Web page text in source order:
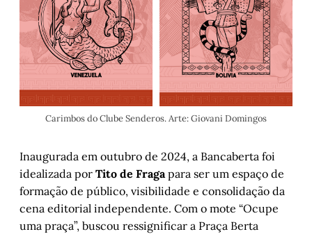
Carimbos do Clube Senderos. Arte: Giovani Domingos
Inaugurada em outubro de 2024, a Bancaberta foi
idealizada por Tito de Fragapara ser um espaço de
formação de público, visibilidade e consolidação da
cena editorial independente. Com o mote “Ocupe
uma praça”, buscou ressignificar a Praça Berta